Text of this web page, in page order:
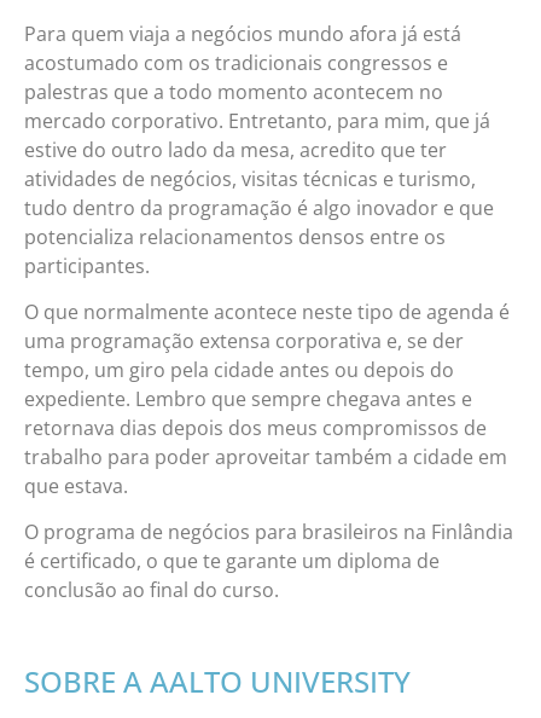
Para quem viaja a negócios mundo afora já está
acostumado com os tradicionais congressos e
palestras que a todo momento acontecem no
mercado corporativo. Entretanto, para mim, que já
estive do outro lado da mesa, acredito que ter
atividades de negócios, visitas técnicas e turismo,
tudo dentro da programação é algo inovador e que
potencializa relacionamentos densos entre os
participantes.
O que normalmente acontece neste tipo de agenda é
uma programação extensa corporativa e, se der
tempo, um giro pela cidade antes ou depois do
expediente. Lembro que sempre chegava antes e
retornava dias depois dos meus compromissos de
trabalho para poder aproveitar também a cidade em
que estava.
O programa de negócios para brasileiros na Finlândia
é certificado, o que te garante um diploma de
conclusão ao final do curso.
SOBRE A AALTO UNIVERSITY